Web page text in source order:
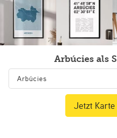
Arbúcies als
Jetzt